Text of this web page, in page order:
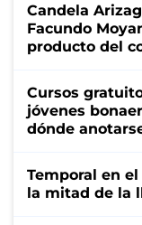
Candela
Facundo
producto del
Cursos
jóvenes
dónde
Temporal en
la mitad de la